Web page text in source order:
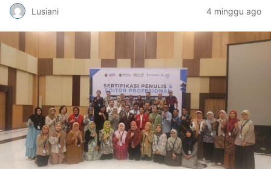
Lusiani 4 minggu ago